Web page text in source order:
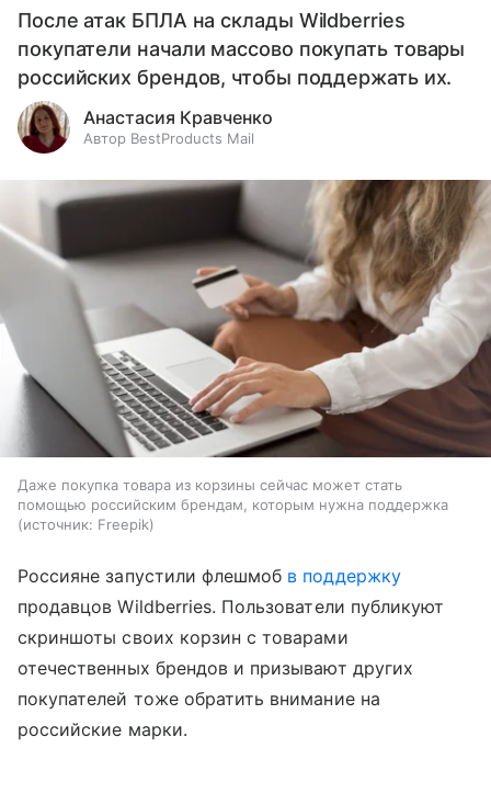
После атак БПЛА на склады Wildberries
покупатели начали массово покупать товары
российских брендов, чтобы поддержать их.
Анастасия Кравченко
Автор BestProducts Mail
Даже покупка товара из корзины сейчас может стать
помощью российским брендам, которым нужна поддержка
источник: Freepik
Россияне запустили флешмоб в поддержку
продавцов Wildberries. Пользователи публикуют
скриншоты своих корзин с товарами
отечественных брендов и призывают других
покупателей тоже обратить внимание на
российские марки.